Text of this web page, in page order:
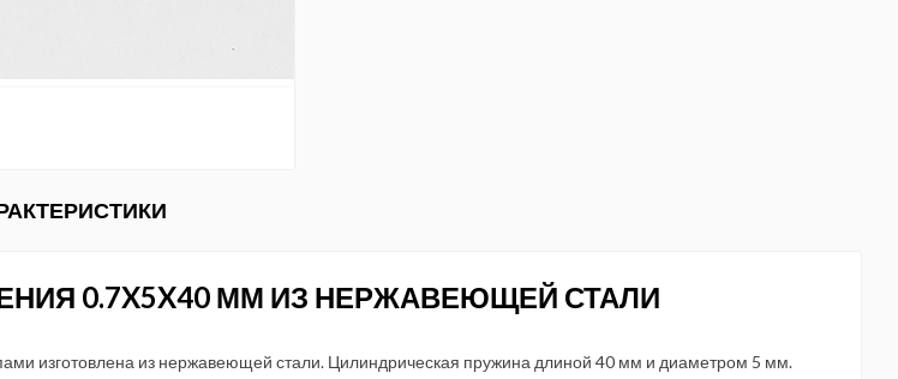
0.7X5X40 ММ ИЗ НЕРЖАВЕЮЩЕЙ СТАЛИ
изготовлена из нержавеющей стали. Цилиндрическая пружина длиной 40 мм и диаметром 5 мм.